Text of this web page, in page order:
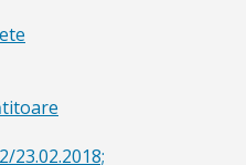
23.02.2018;